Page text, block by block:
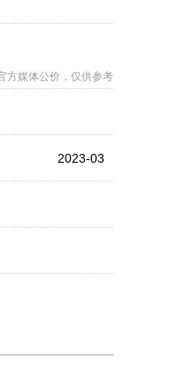
方媒体公价，仅供参考
2023-03